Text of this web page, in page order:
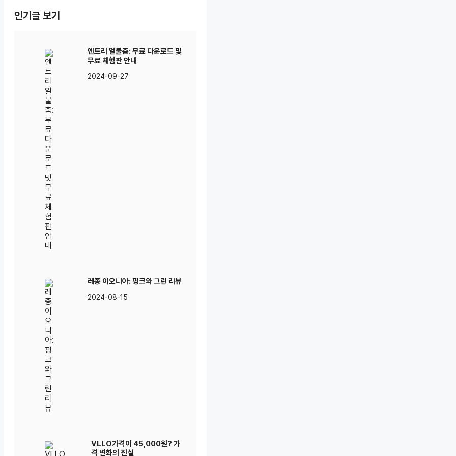
인기글 보기
엔트리 얼불춤: 무료 다운로드 및
무료 체험판 안내
2024-09-27
레종 이오니아: 핑크와 그린 리뷰
2024-08-15
VLLO가격이 45,000원? 가
격 변화의 진실